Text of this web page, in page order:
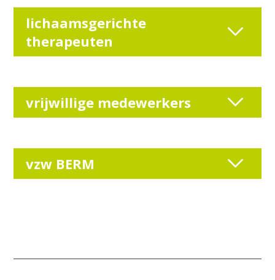
lichaamsgerichte
therapeuten
vrijwillige medewerkers
vzw BERM